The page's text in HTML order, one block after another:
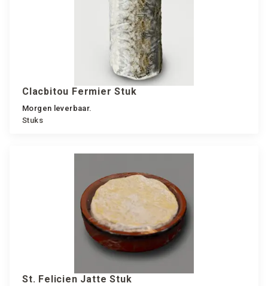
Clacbitou Fermier Stuk
Morgen leverbaar.
Stuks
St. Felicien Jatte Stuk